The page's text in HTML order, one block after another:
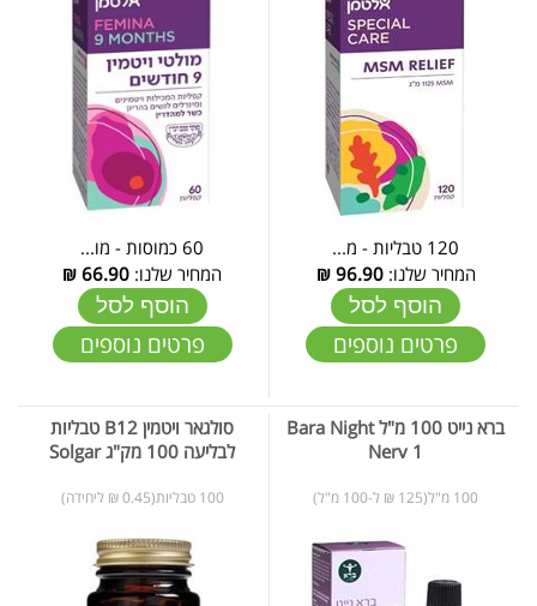
120 טבליות - מ...
המחיר שלנו:96.90
₪
הוסף לסל
פרטים נוספים
60 כמוסות - מו...
המחיר שלנו: 66.90
₪
הוסף לסל
פרטים נוספים
ברא נייט 100 מ"ל Bara Night
Nerv 1
100 מ"ל(125 ₪ ל-100 מ"ל)
סולגאר ויטמין B12 טבליות
לבליעה 100 מק"ג Solgar
100 טבליות(0.45 ₪ ליחידה)